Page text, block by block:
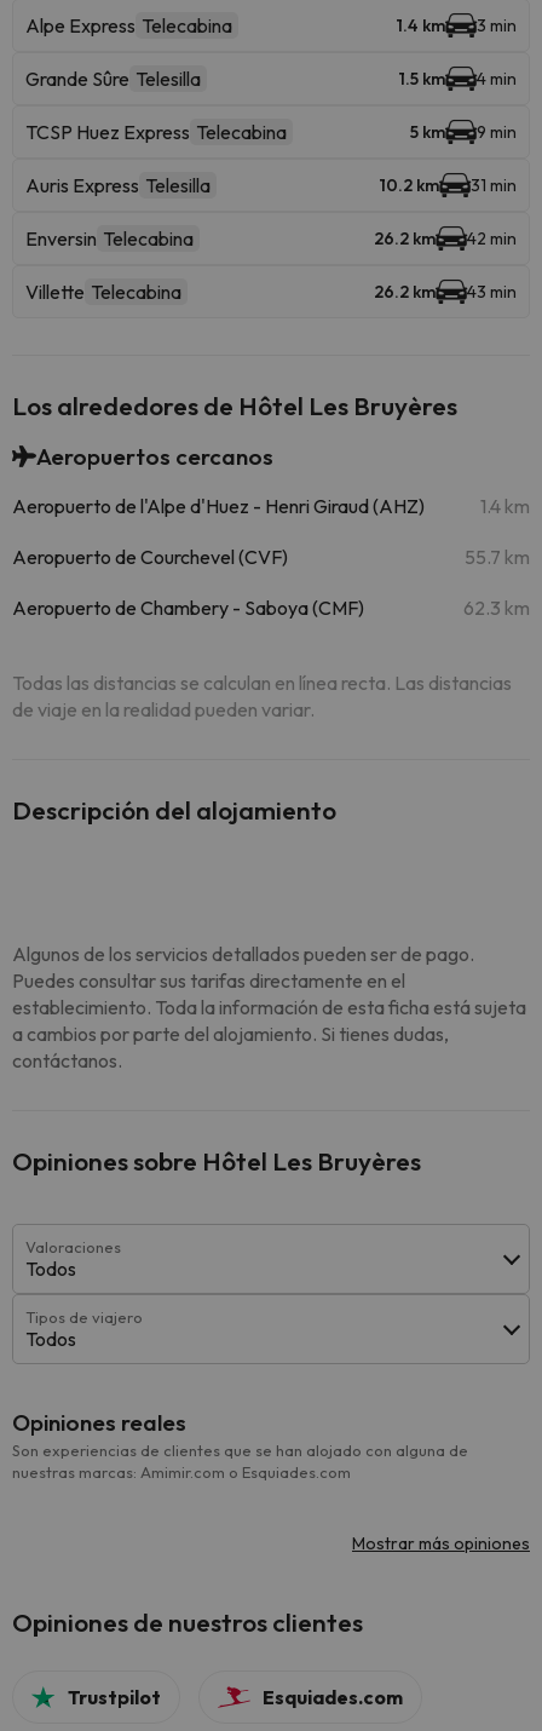
Alpe Express Telecabina 1.4 km 3 min
Grande Sûre Telesilla 1.5 km 4 min
TCSP Huez Express Telecabina 5 km 9 min
Auris Express Telesilla 10.2 km 31 min
Enversin Telecabina 26.2 km 42 min
Villette Telecabina 26.2 km 43 min
Los alrededores de Hôtel Les Bruyères
Aeropuertos cercanos
Aeropuerto de l'Alpe d'Huez - Henri Giraud (AHZ) 1.4 km
Aeropuerto de Courchevel (CVF) 55.7 km
Aeropuerto de Chambery - Saboya (CMF) 62.3 km
Todas las distancias se calculan en línea recta. Las distancias
de viaje en la realidad pueden variar.
Descripción del alojamiento
Algunos de los servicios detallados pueden ser de pago.
Puedes consultar sus tarifas directamente en el
establecimiento. Toda la información de esta ficha está sujeta
a cambios por parte del alojamiento. Si tienes dudas,
contáctanos.
Opiniones sobre Hôtel Les Bruyères
Valoraciones
Todos
Tipos de viajero
Todos
Opiniones reales
Son experiencias de clientes que se han alojado con alguna de
nuestras marcas: Amimir.com o Esquiades.com
Mostrar más opiniones
Opiniones de nuestros clientes
Trustpilot Esquiades.com